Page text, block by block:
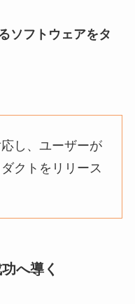
ソフトウェアをタ
し、ユーザーが
クトをリリース
へ導く